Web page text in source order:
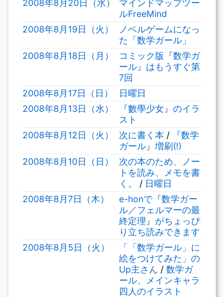
2008年8月20日（水）
マインドマップツー
ルFreeMind
2008年8月19日（火）
ノベルゲームになっ
た「数学ガール」
2008年8月18日（月）
コミック版『数学ガ
ール』はもうすぐ第
7回
2008年8月17日（日）
日曜日
2008年8月13日（水）
『數學少女』のイラ
スト
2008年8月12日（火）
次に書く本 /
『数学
ガール』増刷(!)
2008年8月10日（日）
次の本のため、ノー
トを読み、メモを書
く。
/ 日曜日
2008年8月7日（木）
e-honで『数学ガー
ル／フェルマーの最
終定理』がちょっぴ
り立ち読みできます
2008年8月5日（火）
「「数学ガール」に
絵をつけてみた」の
Up主さん / 数学ガ
ール、メインキャラ
四人のイラスト